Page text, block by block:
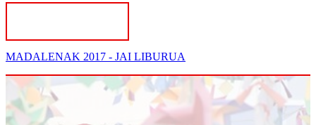
MADALENAK 2017 - JAI LIBURUA